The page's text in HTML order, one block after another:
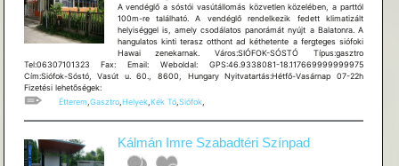
A vendéglő a sóstói vasútállomás közvetlen közelében, a parttól
100m-re található. A vendéglő rendelkezik fedett klimatizált
helyiséggel is, amely csodálatos panorámát nyújt a Balatonra. A
hangulatos kinti terasz otthont ad kéthetente a fergteges siófoki
Hawai zenekarnak. Város:SIÓFOK-SÓSTÓ Típus:gasztro
Tel:06307101323 Fax: Email: Weboldal: GPS:46.9338081-18.117669999999975
Cím:Siófok-Sóstó, Vasút u. 60., 8600, Hungary Nyitvatartás:Hétfő-Vasárnap 07-22h
Fizetési lehetõségek:
Étterem,Gasztro,Helyek,Kék Tó,Siófok,
Kálmán Imre Szabadtéri Színpad